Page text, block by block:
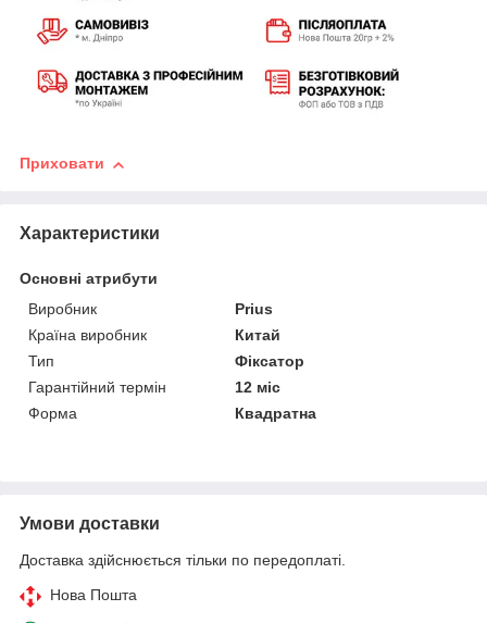
Приховати
Характеристики
Основні атрибути
Виробник
Prius
Країна виробник
Китай
Тип
Фіксатор
Гарантійний термін
12 міс
Форма
Квадратна
Умови доставки
Доставка здійснюється тільки по передоплаті.
Нова Пошта